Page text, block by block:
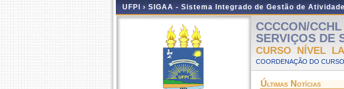
UFPI › SIGAA - Sistema Integrado de Gestão de
CCCCON/
SERVIÇOS DE
CURSO NÍVEL
COORDENAÇÃO DO
Últimas Notícias